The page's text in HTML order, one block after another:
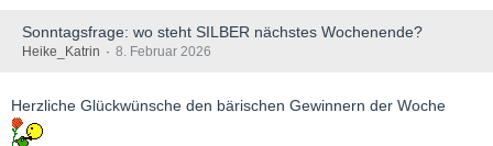
Sonntagsfrage: wo steht SILBER nächstes Wochenende?
Heike_Katrin 8. Februar 2026
Herzliche Glückwünsche den bärischen Gewinnern der Woche